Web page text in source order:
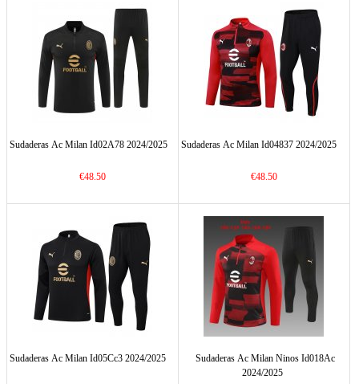
Sudaderas Ac Milan Id02A78 2024/2025
€48.50
Sudaderas Ac Milan Id04837 2024/2025
€48.50
Sudaderas Ac Milan Id05Cc3 2024/2025
Sudaderas Ac Milan Ninos Id018Ac
2024/2025